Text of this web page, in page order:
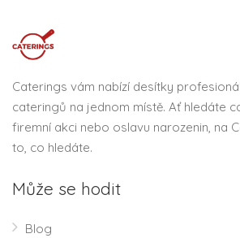
Caterings vám nabízí desítky
cateringů na jednom místě. Ať hledáte
firemní akci nebo oslavu narozenin, na
to, co hledáte.
Může se hodit
Blog